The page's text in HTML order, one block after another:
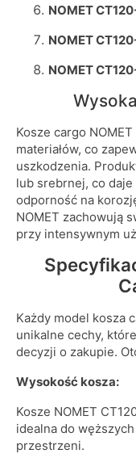
NOMET
NOMET
NOMET
Kosze cargo
materiałów, co
uszkodzenia.
lub srebrnej, co
odporność na
NOMET zachowują
przy intensywnym
Każdy model kosza
unikalne cechy,
decyzji o zakupie.
Wysokość kosza:
Kosze NOMET
idealna do
przestrzeni.